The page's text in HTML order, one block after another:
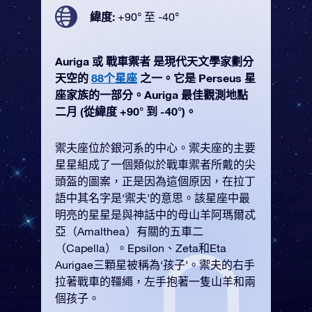
緯度: +90° 至 -40°
Auriga 或 戰車禦者 是現代天文學家劃分
天空的 88个星座 之一。它是 Perseus 星
座家族的一部分。Auriga 最佳觀測地點
二月 (從緯度 +90° 到 -40°)。
禦夫座位於銀河系的中心。禦夫座的主要
星星組成了一個類似於戰車禦者所戴的尖
頭盔的圖案，正是因為這個原因，在拉丁
語中其名字是‘禦夫’的意思。該星座中最
明亮的星星是與神話中的母山羊阿瑪爾忒
亞（Amalthea）有關的五車二
（Capella）。Epsilon、Zeta和Eta
Aurigae三顆星被稱為‘孩子’。禦夫的右手
拉著戰車的韁繩，左手抱著一隻山羊和兩
個孩子。